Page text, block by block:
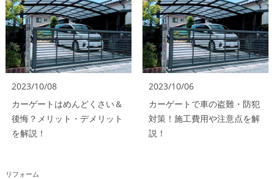
2023/10/08
カーゲートはめんどくさい＆
後悔？メリット・デメリット
を解説！
2023/10/06
カーゲートで車の盗難・防犯
対策！施工費用や注意点を解
説！
リフォーム